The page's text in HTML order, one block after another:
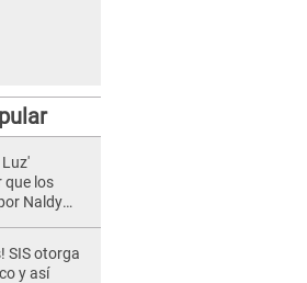
Luz'
que los
Naldy
SIS otorga
y así